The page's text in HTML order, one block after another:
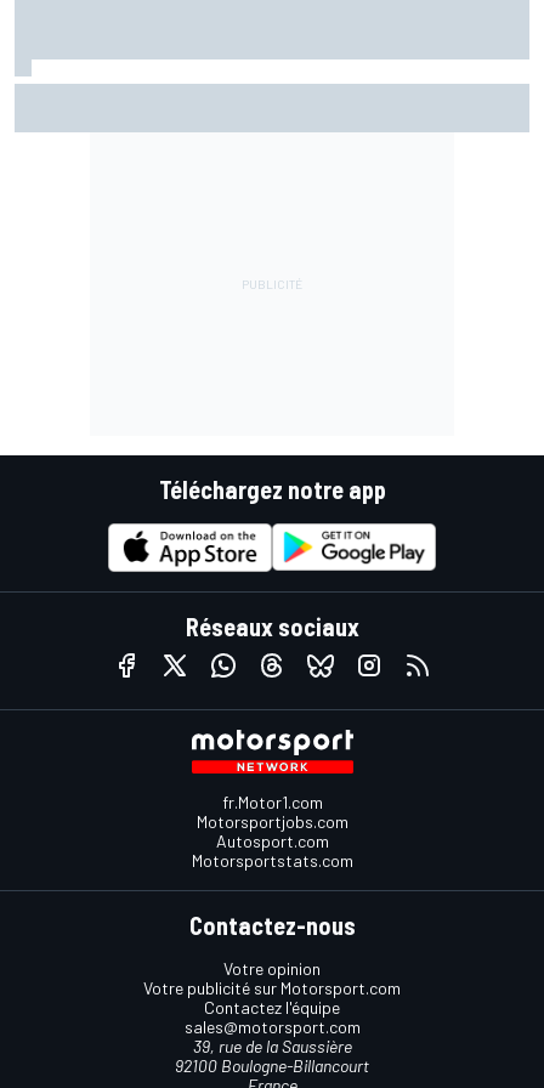
Téléchargez notre app
Réseaux sociaux
fr.Motor1.com
Motorsportjobs.com
Autosport.com
Motorsportstats.com
Contactez-nous
Votre opinion
Votre publicité sur Motorsport.com
Contactez l'équipe
sales@motorsport.com
39, rue de la Saussière
92100 Boulogne-Billancourt